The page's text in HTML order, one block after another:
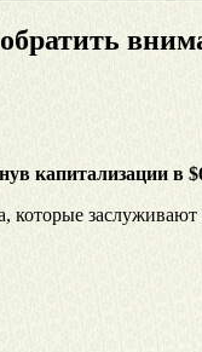
капитализации
которые